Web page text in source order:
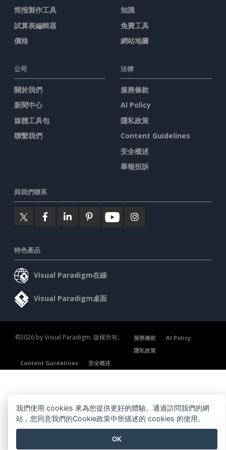
简报製作工具
試算表編輯器
價格
知識
免費工具
網站地圖
公司
關於我們
新聞中心
媒體工具包
聯繫我們
法律
服務條款
AI Policy
隱私政策
Content Guidelines
安全概述
舉報投訴
與我們聯系
特色產品
Visual Paradigm在線
Visual Paradigm桌面
©2026 by Visual Paradigm. 版權所有。 服務條款
AI Policy
隱私政策
Content Guidelines
安全概述
我們使用 cookies 來為您提供更好的體驗。通過訪問我們的網
站，您同意我們的Cookie政策中所描述的 cookies 的使用。
OK